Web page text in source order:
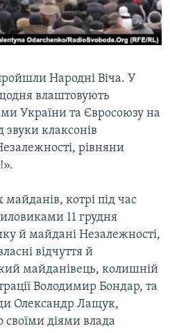
Народні Віча. У
влаштовують
України та Євросоюзу на
звуки клаксонів
рівняни
котрі під час
11 грудня
й майдані Незалежності,
відчуття й
майданівець, колишній
Володимир Бондар, та
Олександр Лащук,
діями влада